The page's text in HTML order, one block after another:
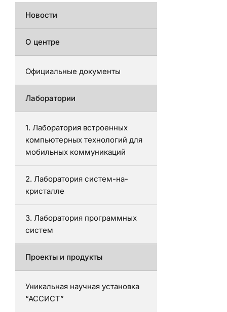
Новости
О центре
Официальные документы
Лаборатории
1. Лаборатория встроенных
компьютерных технологий для
мобильных коммуникаций
2. Лаборатория систем-на-
кристалле
3. Лаборатория программных
систем
Проекты и продукты
Уникальная научная установка
“АССИСТ”